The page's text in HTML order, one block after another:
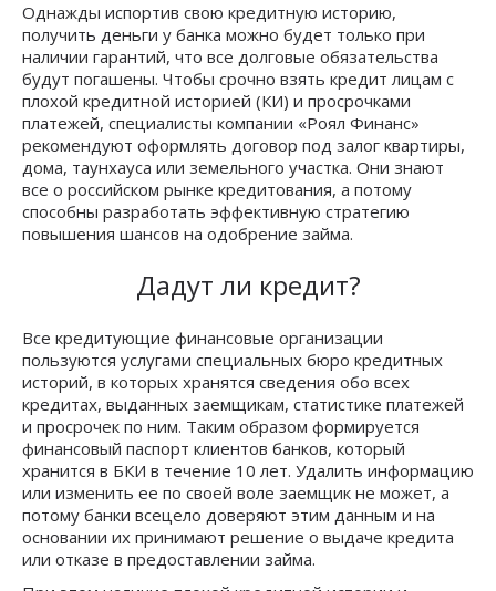
Однажды испортив свою кредитную историю,
получить деньги у банка можно будет только при
наличии гарантий, что все долговые обязательства
будут погашены. Чтобы срочно взять кредит лицам с
плохой кредитной историей (КИ) и просрочками
платежей, специалисты компании «Роял Финанс»
рекомендуют оформлять договор под залог квартиры,
дома, таунхауса или земельного участка. Они знают
все о российском рынке кредитования, а потому
способны разработать эффективную стратегию
повышения шансов на одобрение займа.
Дадут ли кредит?
Все кредитующие финансовые организации
пользуются услугами специальных бюро кредитных
историй, в которых хранятся сведения обо всех
кредитах, выданных заемщикам, статистике платежей
и просрочек по ним. Таким образом формируется
финансовый паспорт клиентов банков, который
хранится в БКИ в течение 10 лет. Удалить информацию
или изменить ее по своей воле заемщик не может, а
потому банки всецело доверяют этим данным и на
основании их принимают решение о выдаче кредита
или отказе в предоставлении займа.